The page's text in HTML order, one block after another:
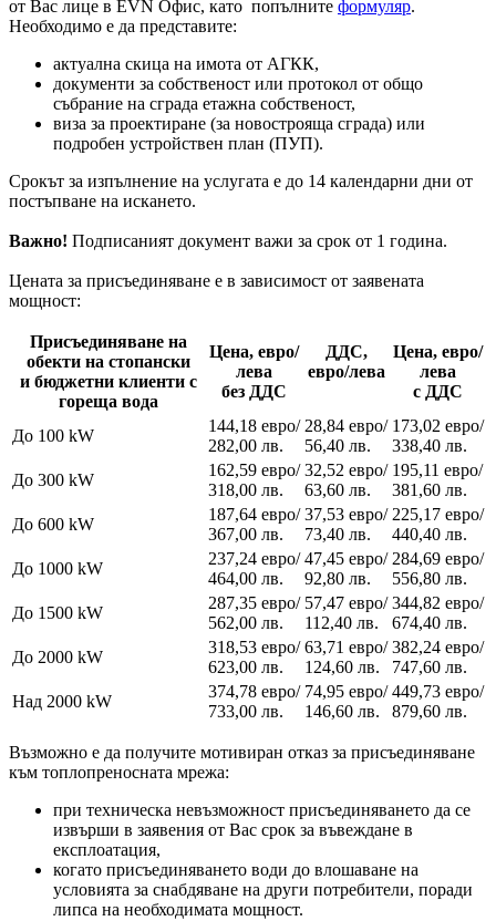
от Вас лице в EVN Офис, като попълните формуляр.
Необходимо е да представите:
актуална скица на имота от АГКК,
документи за собственост или протокол от общо
събрание на сграда етажна собственост,
виза за проектиране (за новострояща сграда) или
подробен устройствен план (ПУП).
Срокът за изпълнение на услугата е до 14 календарни дни от
постъпване на искането.
Важно! Подписаният документ важи за срок от 1 годинa.
Цената за присъединяване е в зависимост от заявената
мощност:
Присъединяване на
обекти на стопански
и бюджетни клиенти с
гореща вода
Цена, евро/
лeва
без ДДС
ДДС,
евро/лева
Цена, евро/
лева
с ДДС
До 100 kW
144,18 евро/
282,00 лв.
28,84 евро/
56,40 лв.
173,02 евро/
338,40 лв.
До 300 kW
162,59 евро/
318,00 лв.
32,52 евро/
63,60 лв.
195,11 евро/
381,60 лв.
До 600 kW
187,64 евро/
367,00 лв.
37,53 евро/
73,40 лв.
225,17 евро/
440,40 лв.
До 1000 kW
237,24 евро/
464,00 лв.
47,45 евро/
92,80 лв.
284,69 евро/
556,80 лв.
До 1500 kW
287,35 евро/
562,00 лв.
57,47 евро/
112,40 лв.
344,82 евро/
674,40 лв.
До 2000 kW
318,53 евро/
623,00 лв.
63,71 евро/
124,60 лв.
382,24 евро/
747,60 лв.
Над 2000 kW
374,78 евро/
733,00 лв.
74,95 евро/
146,60 лв.
449,73 евро/
879,60 лв.
Възможно е да получите мотивиран отказ за присъединяване
към топлопреносната мрежа:
при техническа невъзможност присъединяването да се
извърши в заявения от Вас срок за въвеждане в
експлоатация,
когато присъединяването води до влошаване на
условията за снабдяване на други потребители, поради
липса на необходимата мощност.